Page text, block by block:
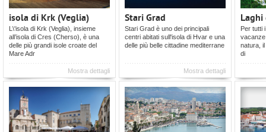
isola di Krk (Veglia)
L\'isola di Krk (Veglia), insieme
all’isola di Cres (Cherso), è una
delle più grandi isole croate del
Mare Adr
Mostra dettagli
Stari Grad
Stari Grad è uno dei principali
centri abitati sull'isola di Hvar e una
delle più belle cittadine mediterrane
Mostra dettagli
Per tutti
natura,
di